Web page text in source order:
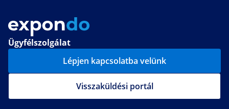
Ügyfélszolgálat
Lépjen kapcsolatba velünk
Visszaküldési portál